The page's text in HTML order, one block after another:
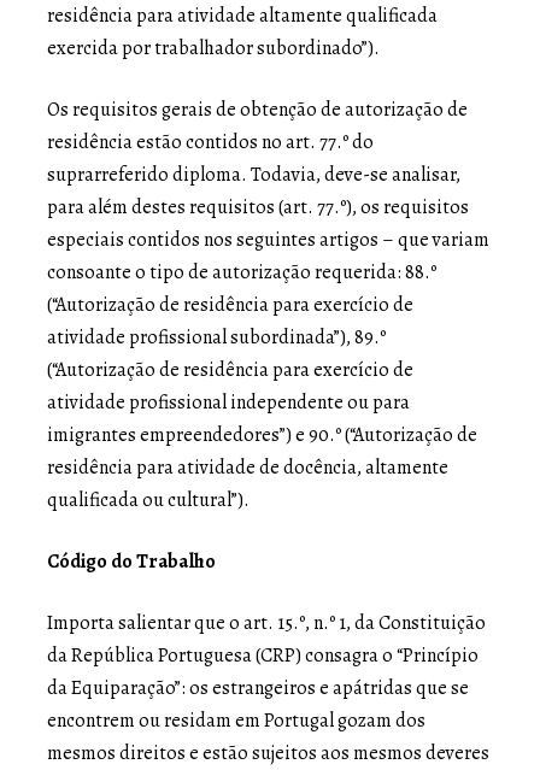
residência para atividade altamente qualificada
exercida por trabalhador subordinado”).
Os requisitos gerais de obtenção de autorização de
residência estão contidos no art. 77.º do
suprarreferido diploma. Todavia, deve-se analisar,
para além destes requisitos (art. 77.º), os requisitos
especiais contidos nos seguintes artigos – que variam
consoante o tipo de autorização requerida: 88.º
(“Autorização de residência para exercício de
atividade profissional subordinada”), 89.º
(“Autorização de residência para exercício de
atividade profissional independente ou para
imigrantes empreendedores”) e 90.º (“Autorização de
residência para atividade de docência, altamente
qualificada ou cultural”).
Código do Trabalho
Importa salientar que o art. 15.º, n.º 1, da Constituição
da República Portuguesa (CRP) consagra o “Princípio
da Equiparação”: os estrangeiros e apátridas que se
encontrem ou residam em Portugal gozam dos
mesmos direitos e estão sujeitos aos mesmos deveres